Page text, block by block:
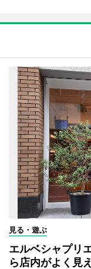
見る・遊ぶ
エルベシャプリ
ら店内がよく見